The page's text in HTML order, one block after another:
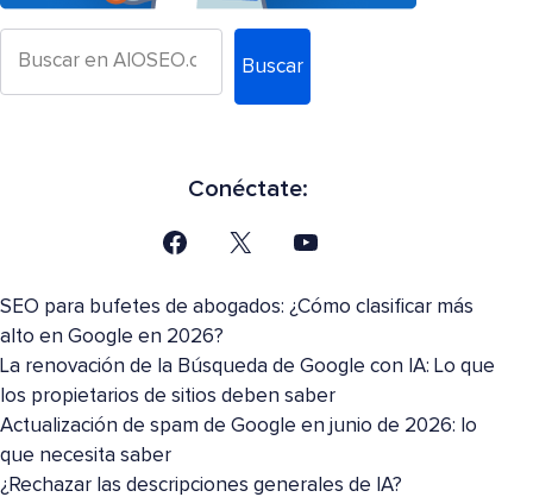
Buscar
Conéctate:
SEO para bufetes de abogados: ¿Cómo clasificar más
alto en Google en 2026?
La renovación de la Búsqueda de Google con IA: Lo que
los propietarios de sitios deben saber
Actualización de spam de Google en junio de 2026: lo
que necesita saber
¿Rechazar las descripciones generales de IA?